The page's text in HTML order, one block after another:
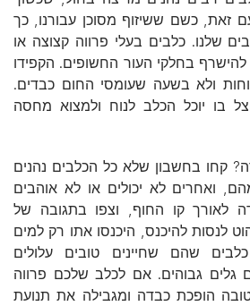
זאת, כשם ששיזוף מסוכן עבורנו, כך
שלנו. כלבים בעלי פרווה קצוצה או
להישרף בחלקי העור החשופים. הקפידו
ולא בשעה שעומסי החום כבדים.
בו יוכל הכלב לנוח ולמצוא מחסה
קחו בחשבון שלא כל הכלבים נהנים
ואחרים לא יכולים או לא אוהבים
לאורך קו החוף, וצפו בתגובה של
לנסות להיכנס, היכנסו אתו רק למים
שהם שחיינים טובים עלולים
גבוהים. אם לכלב שלכם פרווה
הופכת כבדה ומגבילה את תנועת